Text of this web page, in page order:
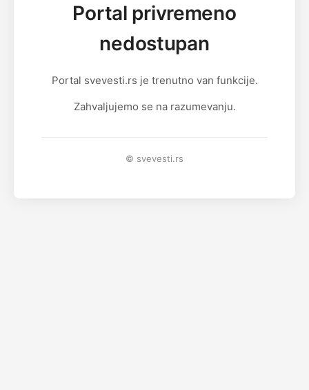
Portal privremeno
nedostupan
Portal svevesti.rs je trenutno van funkcije.
Zahvaljujemo se na razumevanju.
© svevesti.rs